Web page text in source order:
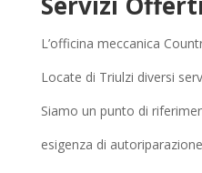
L’officina meccanica
Locate di Triulzi diversi
Siamo un punto di
esigenza di